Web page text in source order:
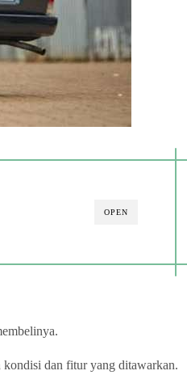
OPEN
kondisi dan fitur yang ditawarkan.